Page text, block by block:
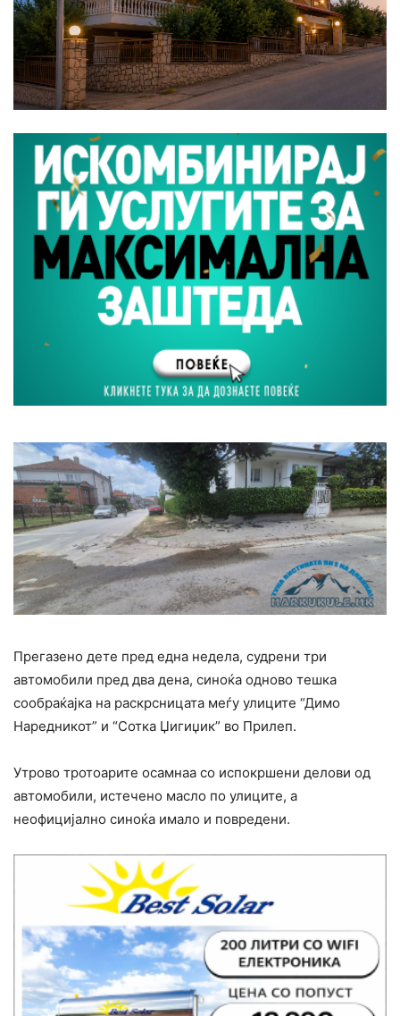
Прегазено дете пред една недела, судрени три
автомобили пред два дена, синоќа одново тешка
сообраќајка на раскрсницата меѓу улиците “Димо
Наредникот” и “Сотка Џигиџик” во Прилеп.
Утрово тротоарите осамнаа со испокршени делови од
автомобили, истечено масло по улиците, а
неофицијално синоќа имало и повредени.